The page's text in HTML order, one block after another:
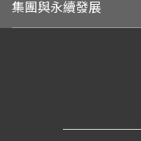
集團與永續發展